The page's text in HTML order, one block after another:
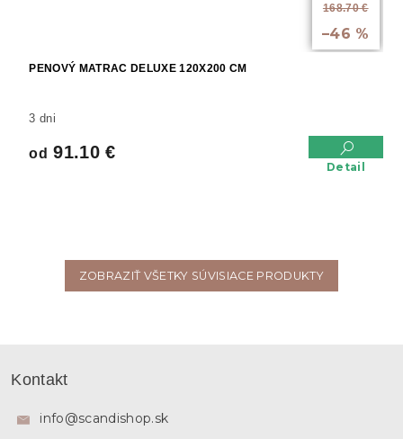
168.70 €
–46 %
PENOVÝ MATRAC DELUXE 120X200 CM
3 dni
od 91.10 €
Detail
ZOBRAZIŤ VŠETKY SÚVISIACE PRODUKTY
Kontakt
info@scandishop.sk